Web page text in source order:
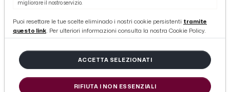
Ascoli Piceno, i codici di San
Giacomo della Marca arrivano in
Pinacoteca. Fioravanti:
“Valorizziamo il territorio”
migliorare il nostro servizio.
Puoi resettare le tue scelte eliminado i nostri cookie persistenti tramite
questo link. Per ulteriori informazioni consulta la nostra Cookie Policy.
ACCETTA SELEZIONATI
RIFIUTA I NON ESSENZIALI